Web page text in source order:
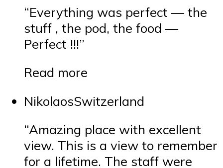
“Everything was perfect — the
stuff , the pod, the food —
Perfect !!!”
Read more
NikolaosSwitzerland
“Amazing place with excellent
view. This is a view to remember
for a lifetime. The staff were